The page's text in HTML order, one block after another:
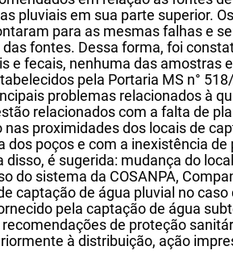
pluviais em sua parte superior.
para as mesmas falhas e
fontes. Dessa forma, foi
e fecais, nenhuma das amostras
pela Portaria MS n°
problemas relacionados à
relacionados com a falta de
proximidades dos locais de
dos poços e com a inexistência de
é sugerida: mudança do
do sistema da COSANPA,
captação de água pluvial no
pela captação de água
de proteção
à distribuição, ação